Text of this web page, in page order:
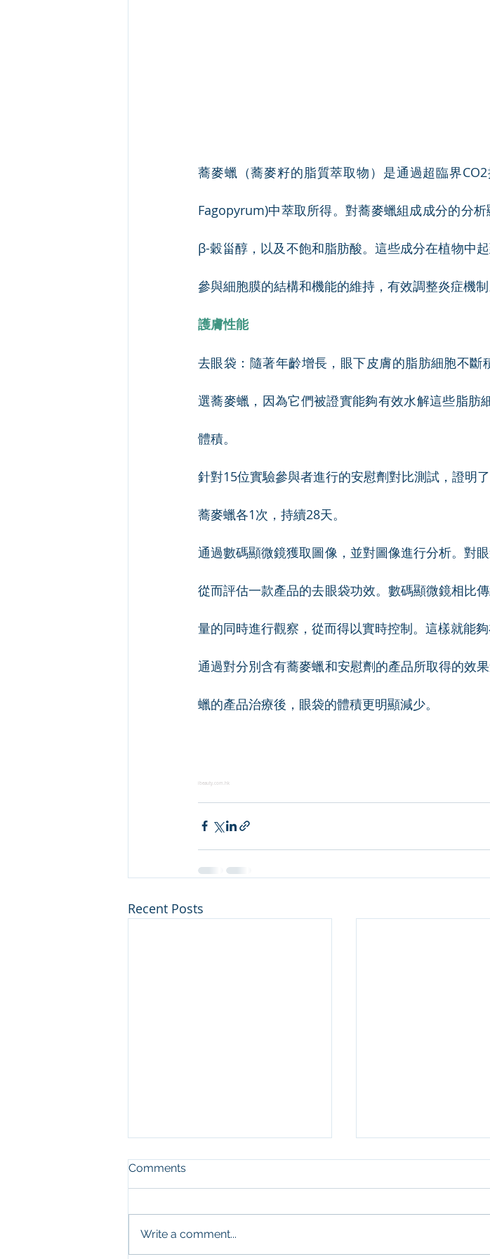
蕎麥蠟（蕎麥籽的脂質萃取物）是通過超臨界
Fagopyrum)中萃取所得。對蕎麥蠟組成成分的分
β-穀甾醇，以及不飽和脂肪酸。這些成分在植物中
參與細胞膜的結構和機能的維持，有效調整炎症機制
護膚性能
去眼袋：隨著年齡增長，眼下皮膚的脂肪細胞不
選蕎麥蠟，因為它們被證實能夠有效水解這些脂肪
體積。
針對15位實驗參與者進行的安慰劑對比測試，證明
蕎麥蠟各1次，持續28天。
通過數碼顯微鏡獲取圖像，並對圖像進行分析。對
從而評估一款產品的去眼袋功效。數碼顯微鏡相比
量的同時進行觀察，從而得以實時控制。這樣就能
通過對分別含有蕎麥蠟和安慰劑的產品所取得的效
蠟的產品治療後，眼袋的體積更明顯減少。
ibeauty.com.hk
Recent Posts
Comments
Write a comment...